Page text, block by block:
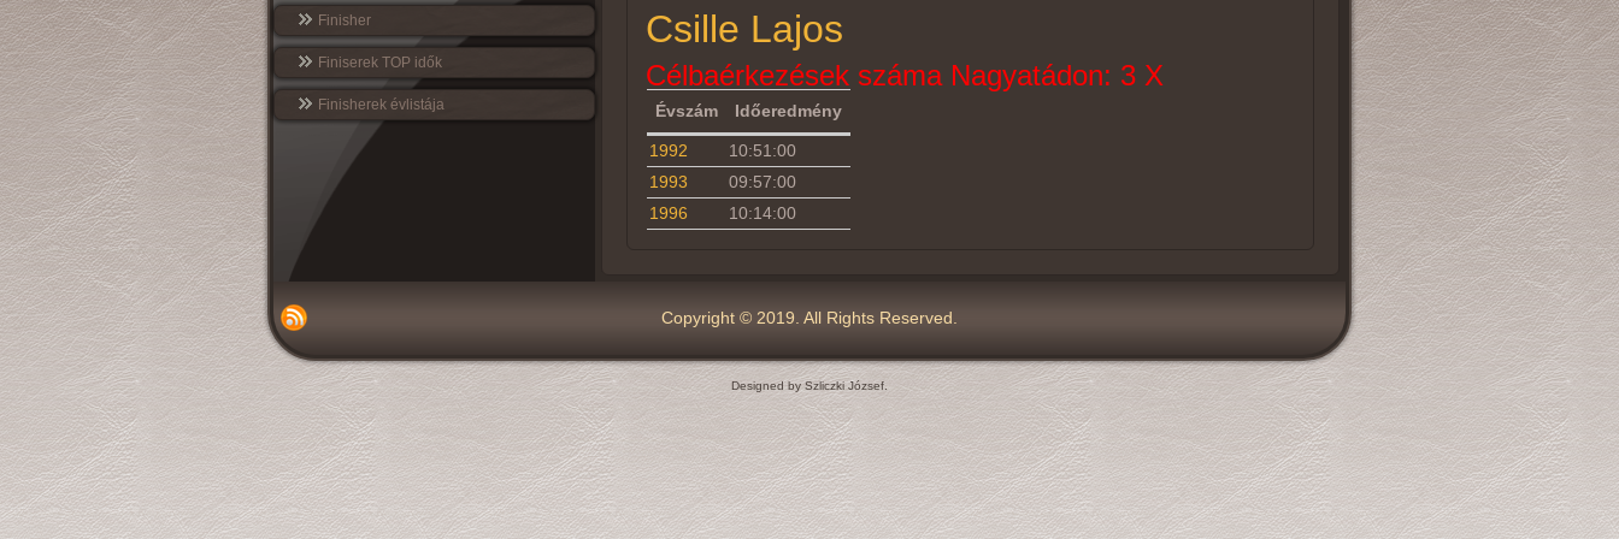
Finisher
Finiserek TOP idők
Finisherek évlistája
Csille Lajos
Célbaérkezések száma Nagyatádon: 3 X
Évszám Időeredmény
1992
10:51:00
1993
09:57:00
1996
10:14:00
Copyright © 2019. All Rights Reserved.
Designed by Szliczki József.